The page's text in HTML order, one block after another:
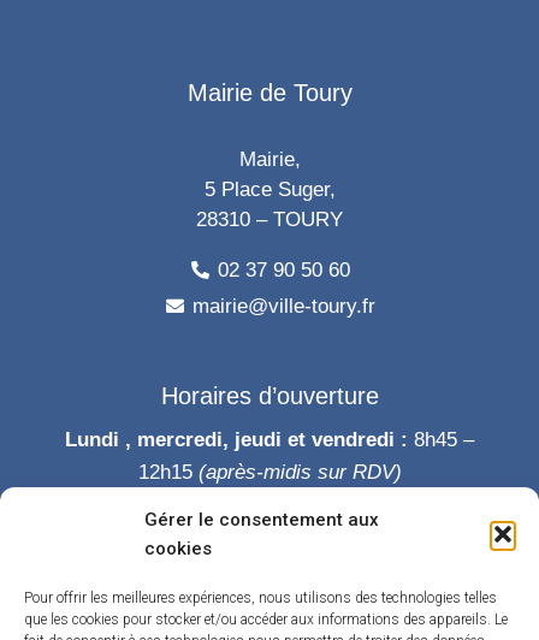
Gérer le consentement aux
cookies
Pour offrir les meilleures expériences, nous utilisons des technologies telles
que les cookies pour stocker et/ou accéder aux informations des appareils. Le
Mairie de Toury
Mairie,
5 Place Suger,
28310 – TOURY
02 37 90 50 60
mairie@ville-toury.fr
Horaires d’ouverture
Lundi , mercredi, jeudi et vendredi : 8h45 –
12h15 (après-midis sur RDV)